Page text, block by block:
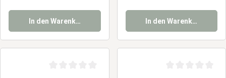
In den Warenkorb In den Warenkorb